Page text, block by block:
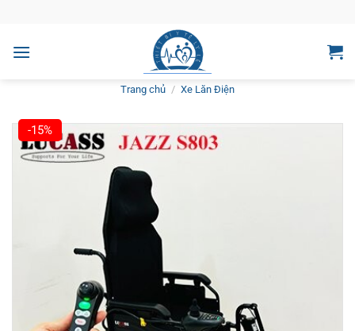
nội
Trang chủ / Xe Lăn Điện
-15%